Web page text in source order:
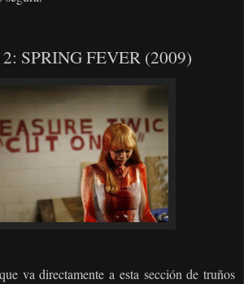
SPRING FEVER (2009)
va directamente a esta sección de truños